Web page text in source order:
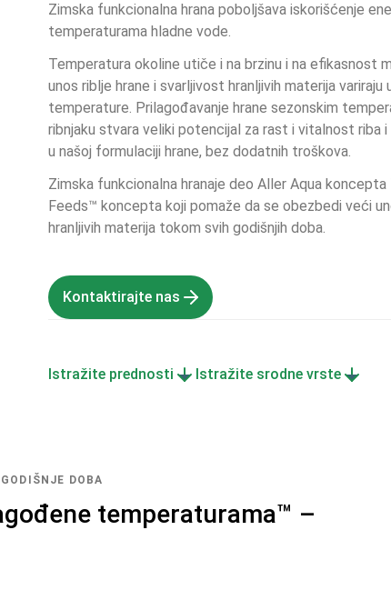
Zimska funkcionalna hrana poboljšava iskorišćenje
temperaturama hladne vode.
Temperatura okoline utiče i na brzinu i na efikasnost
unos riblje hrane i svarljivost hranljivih materija variraju
temperature. Prilagođavanje hrane sezonskim
ribnjaku stvara veliki potencijal za rast i vitalnost riba
u našoj formulaciji hrane, bez dodatnih troškova.
Zimska funkcionalna hranaje deo Aller Aqua
Feeds™ koncepta koji pomaže da se obezbedi veći
hranljivih materija tokom svih godišnjih doba.
Kontaktirajte nas
Istražite prednosti Istražite srodne vrste
DOBA
temperaturama™ –